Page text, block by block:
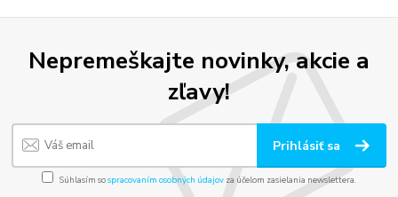
Nepremeškajte novinky, akcie a
zľavy!
Prihlásiť sa
Súhlasím sospracovaním osobných údajov za účelom zasielania newslettera.